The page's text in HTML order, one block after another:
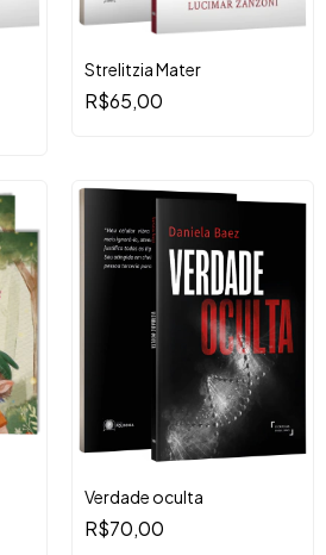
Strelitzia Mater
R$65,00
Verdade oculta
R$70,00